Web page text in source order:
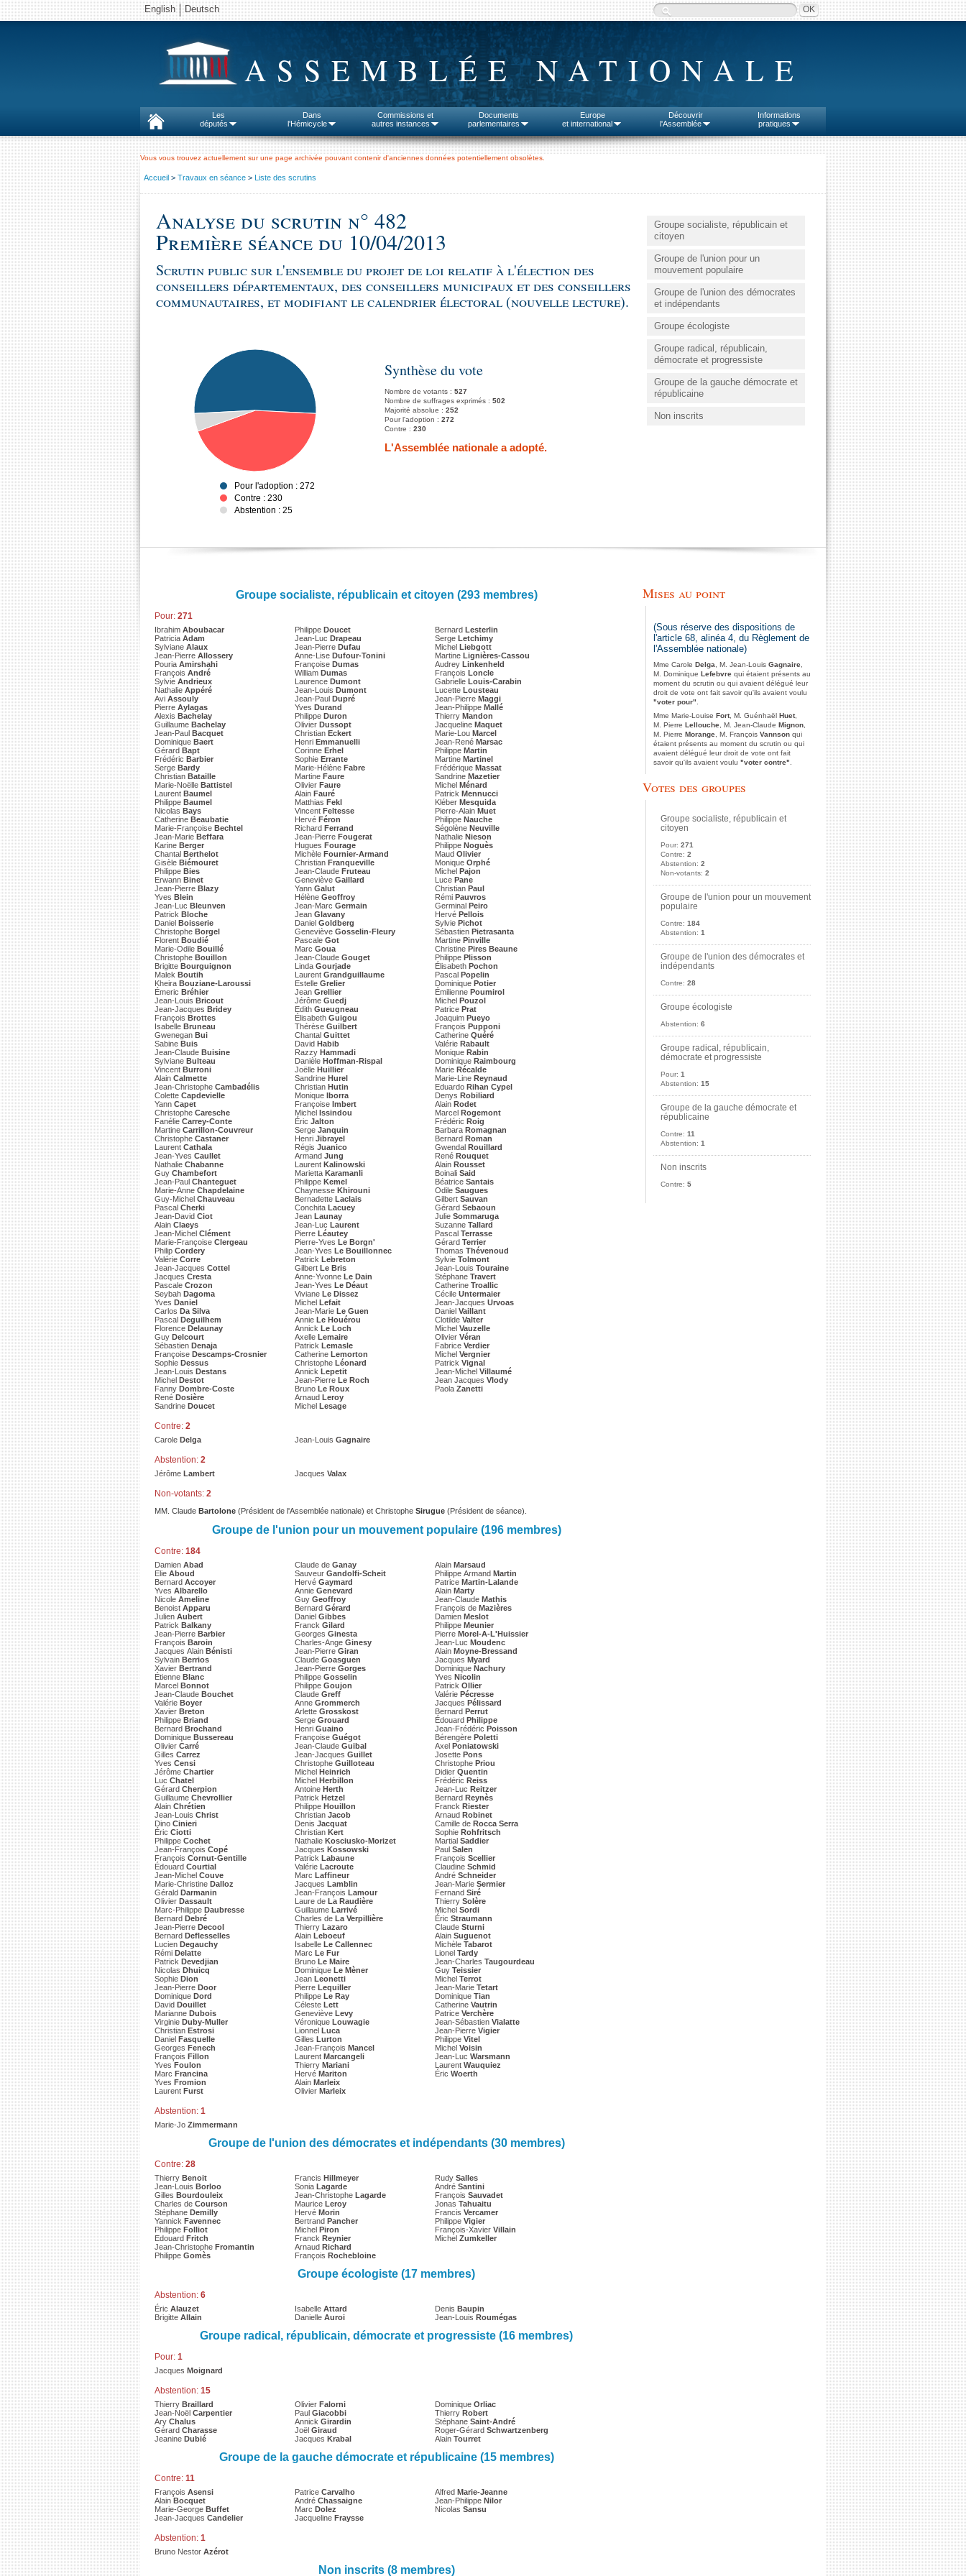
English Deutsch
ASSEMBLÉE NATIONALE
Les
députés
Dans
l'Hémicycle
Commissions et
autres instances
Documents
parlementaires
Europe
et international
Découvrir
l'Assemblée
Informations
pratiques
Vous vous trouvez actuellement sur une page archivée pouvant contenir d'anciennes données potentiellement obsolètes.
Accueil > Travaux en séance > Liste des scrutins
Analyse du scrutin n° 482
Première séance du 10/04/2013
Scrutin public sur l'ensemble du projet de loi relatif à l'élection des
conseillers départementaux, des conseillers municipaux et des conseillers
communautaires, et modifiant le calendrier électoral (nouvelle lecture).
Pour l'adoption : 272
Contre : 230
Abstention : 25
Synthèse du vote
Nombre de votants : 527
Nombre de suffrages exprimés : 502
Majorité absolue : 252
Pour l'adoption : 272
Contre : 230
L'Assemblée nationale a adopté.
Groupe socialiste, républicain et
citoyen
Groupe de l'union pour un
mouvement populaire
Groupe de l'union des démocrates
et indépendants
Groupe écologiste
Groupe radical, républicain,
démocrate et progressiste
Groupe de la gauche démocrate et
républicaine
Non inscrits
Groupe socialiste, républicain et citoyen (293 membres)
Pour: 271
Ibrahim Aboubacar
Patricia Adam
Sylviane Alaux
Jean-Pierre Allossery
Pouria Amirshahi
François André
Sylvie Andrieux
Nathalie Appéré
Avi Assouly
Pierre Aylagas
Alexis Bachelay
Guillaume Bachelay
Jean-Paul Bacquet
Dominique Baert
Gérard Bapt
Frédéric Barbier
Serge Bardy
Christian Bataille
Marie-Noëlle Battistel
Laurent Baumel
Philippe Baumel
Nicolas Bays
Catherine Beaubatie
Marie-Françoise Bechtel
Jean-Marie Beffara
Karine Berger
Chantal Berthelot
Gisèle Biémouret
Philippe Bies
Erwann Binet
Jean-Pierre Blazy
Yves Blein
Jean-Luc Bleunven
Patrick Bloche
Daniel Boisserie
Christophe Borgel
Florent Boudié
Marie-Odile Bouillé
Christophe Bouillon
Brigitte Bourguignon
Malek Boutih
Kheira Bouziane-Laroussi
Émeric Bréhier
Jean-Louis Bricout
Jean-Jacques Bridey
François Brottes
Isabelle Bruneau
Gwenegan Bui
Sabine Buis
Jean-Claude Buisine
Sylviane Bulteau
Vincent Burroni
Alain Calmette
Jean-Christophe Cambadélis
Colette Capdevielle
Yann Capet
Christophe Caresche
Fanélie Carrey-Conte
Martine Carrillon-Couvreur
Christophe Castaner
Laurent Cathala
Jean-Yves Caullet
Nathalie Chabanne
Guy Chambefort
Jean-Paul Chanteguet
Marie-Anne Chapdelaine
Guy-Michel Chauveau
Pascal Cherki
Jean-David Ciot
Alain Claeys
Jean-Michel Clément
Marie-Françoise Clergeau
Philip Cordery
Valérie Corre
Jean-Jacques Cottel
Jacques Cresta
Pascale Crozon
Seybah Dagoma
Yves Daniel
Carlos Da Silva
Pascal Deguilhem
Florence Delaunay
Guy Delcourt
Sébastien Denaja
Françoise Descamps-Crosnier
Sophie Dessus
Jean-Louis Destans
Michel Destot
Fanny Dombre-Coste
René Dosière
Sandrine Doucet
Philippe Doucet
Jean-Luc Drapeau
Jean-Pierre Dufau
Anne-Lise Dufour-Tonini
Françoise Dumas
William Dumas
Laurence Dumont
Jean-Louis Dumont
Jean-Paul Dupré
Yves Durand
Philippe Duron
Olivier Dussopt
Christian Eckert
Henri Emmanuelli
Corinne Erhel
Sophie Errante
Marie-Hélène Fabre
Martine Faure
Olivier Faure
Alain Fauré
Matthias Fekl
Vincent Feltesse
Hervé Féron
Richard Ferrand
Jean-Pierre Fougerat
Hugues Fourage
Michèle Fournier-Armand
Christian Franqueville
Jean-Claude Fruteau
Geneviève Gaillard
Yann Galut
Hélène Geoffroy
Jean-Marc Germain
Jean Glavany
Daniel Goldberg
Geneviève Gosselin-Fleury
Pascale Got
Marc Goua
Jean-Claude Gouget
Linda Gourjade
Laurent Grandguillaume
Estelle Grelier
Jean Grellier
Jérôme Guedj
Edith Gueugneau
Élisabeth Guigou
Thérèse Guilbert
Chantal Guittet
David Habib
Razzy Hammadi
Danièle Hoffman-Rispal
Joëlle Huillier
Sandrine Hurel
Christian Hutin
Monique Iborra
Françoise Imbert
Michel Issindou
Éric Jalton
Serge Janquin
Henri Jibrayel
Régis Juanico
Armand Jung
Laurent Kalinowski
Marietta Karamanli
Philippe Kemel
Chaynesse Khirouni
Bernadette Laclais
Conchita Lacuey
Jean Launay
Jean-Luc Laurent
Pierre Léautey
Pierre-Yves Le Borgn'
Jean-Yves Le Bouillonnec
Patrick Lebreton
Gilbert Le Bris
Anne-Yvonne Le Dain
Jean-Yves Le Déaut
Viviane Le Dissez
Michel Lefait
Jean-Marie Le Guen
Annie Le Houérou
Annick Le Loch
Axelle Lemaire
Patrick Lemasle
Catherine Lemorton
Christophe Léonard
Annick Lepetit
Jean-Pierre Le Roch
Bruno Le Roux
Arnaud Leroy
Michel Lesage
Bernard Lesterlin
Serge Letchimy
Michel Liebgott
Martine Lignières-Cassou
Audrey Linkenheld
François Loncle
Gabrielle Louis-Carabin
Lucette Lousteau
Jean-Pierre Maggi
Jean-Philippe Mallé
Thierry Mandon
Jacqueline Maquet
Marie-Lou Marcel
Jean-René Marsac
Philippe Martin
Martine Martinel
Frédérique Massat
Sandrine Mazetier
Michel Ménard
Patrick Mennucci
Kléber Mesquida
Pierre-Alain Muet
Philippe Nauche
Ségolène Neuville
Nathalie Nieson
Philippe Noguès
Maud Olivier
Monique Orphé
Michel Pajon
Luce Pane
Christian Paul
Rémi Pauvros
Germinal Peiro
Hervé Pellois
Sylvie Pichot
Sébastien Pietrasanta
Martine Pinville
Christine Pires Beaune
Philippe Plisson
Élisabeth Pochon
Pascal Popelin
Dominique Potier
Émilienne Poumirol
Michel Pouzol
Patrice Prat
Joaquim Pueyo
François Pupponi
Catherine Quéré
Valérie Rabault
Monique Rabin
Dominique Raimbourg
Marie Récalde
Marie-Line Reynaud
Eduardo Rihan Cypel
Denys Robiliard
Alain Rodet
Marcel Rogemont
Frédéric Roig
Barbara Romagnan
Bernard Roman
Gwendal Rouillard
René Rouquet
Alain Rousset
Boinali Said
Béatrice Santais
Odile Saugues
Gilbert Sauvan
Gérard Sebaoun
Julie Sommaruga
Suzanne Tallard
Pascal Terrasse
Gérard Terrier
Thomas Thévenoud
Sylvie Tolmont
Jean-Louis Touraine
Stéphane Travert
Catherine Troallic
Cécile Untermaier
Jean-Jacques Urvoas
Daniel Vaillant
Clotilde Valter
Michel Vauzelle
Olivier Véran
Fabrice Verdier
Michel Vergnier
Patrick Vignal
Jean-Michel Villaumé
Jean Jacques Vlody
Paola Zanetti
Contre: 2
Carole Delga Jean-Louis Gagnaire
Abstention: 2
Jérôme Lambert Jacques Valax
Non-votants: 2
MM. Claude Bartolone (Président de l'Assemblée nationale) et Christophe Sirugue (Président de séance).
Groupe de l'union pour un mouvement populaire (196 membres)
Contre: 184
Damien Abad
Elie Aboud
Bernard Accoyer
Yves Albarello
Nicole Ameline
Benoist Apparu
Julien Aubert
Patrick Balkany
Jean-Pierre Barbier
François Baroin
Jacques Alain Bénisti
Sylvain Berrios
Xavier Bertrand
Étienne Blanc
Marcel Bonnot
Jean-Claude Bouchet
Valérie Boyer
Xavier Breton
Philippe Briand
Bernard Brochand
Dominique Bussereau
Olivier Carré
Gilles Carrez
Yves Censi
Jérôme Chartier
Luc Chatel
Gérard Cherpion
Guillaume Chevrollier
Alain Chrétien
Jean-Louis Christ
Dino Cinieri
Éric Ciotti
Philippe Cochet
Jean-François Copé
François Cornut-Gentille
Édouard Courtial
Jean-Michel Couve
Marie-Christine Dalloz
Gérald Darmanin
Olivier Dassault
Marc-Philippe Daubresse
Bernard Debré
Jean-Pierre Decool
Bernard Deflesselles
Lucien Degauchy
Rémi Delatte
Patrick Devedjian
Nicolas Dhuicq
Sophie Dion
Jean-Pierre Door
Dominique Dord
David Douillet
Marianne Dubois
Virginie Duby-Muller
Christian Estrosi
Daniel Fasquelle
Georges Fenech
François Fillon
Yves Foulon
Marc Francina
Yves Fromion
Laurent Furst
Claude de Ganay
Sauveur Gandolfi-Scheit
Hervé Gaymard
Annie Genevard
Guy Geoffroy
Bernard Gérard
Daniel Gibbes
Franck Gilard
Georges Ginesta
Charles-Ange Ginesy
Jean-Pierre Giran
Claude Goasguen
Jean-Pierre Gorges
Philippe Gosselin
Philippe Goujon
Claude Greff
Anne Grommerch
Arlette Grosskost
Serge Grouard
Henri Guaino
Françoise Guégot
Jean-Claude Guibal
Jean-Jacques Guillet
Christophe Guilloteau
Michel Heinrich
Michel Herbillon
Antoine Herth
Patrick Hetzel
Philippe Houillon
Christian Jacob
Denis Jacquat
Christian Kert
Nathalie Kosciusko-Morizet
Jacques Kossowski
Patrick Labaune
Valérie Lacroute
Marc Laffineur
Jacques Lamblin
Jean-François Lamour
Laure de La Raudière
Guillaume Larrivé
Charles de La Verpillière
Thierry Lazaro
Alain Leboeuf
Isabelle Le Callennec
Marc Le Fur
Bruno Le Maire
Dominique Le Mèner
Jean Leonetti
Pierre Lequiller
Philippe Le Ray
Céleste Lett
Geneviève Levy
Véronique Louwagie
Lionnel Luca
Gilles Lurton
Jean-François Mancel
Laurent Marcangeli
Thierry Mariani
Hervé Mariton
Alain Marleix
Olivier Marleix
Alain Marsaud
Philippe Armand Martin
Patrice Martin-Lalande
Alain Marty
Jean-Claude Mathis
François de Mazières
Damien Meslot
Philippe Meunier
Pierre Morel-A-L'Huissier
Jean-Luc Moudenc
Alain Moyne-Bressand
Jacques Myard
Dominique Nachury
Yves Nicolin
Patrick Ollier
Valérie Pécresse
Jacques Pélissard
Bernard Perrut
Édouard Philippe
Jean-Frédéric Poisson
Bérengère Poletti
Axel Poniatowski
Josette Pons
Christophe Priou
Didier Quentin
Frédéric Reiss
Jean-Luc Reitzer
Bernard Reynès
Franck Riester
Arnaud Robinet
Camille de Rocca Serra
Sophie Rohfritsch
Martial Saddier
Paul Salen
François Scellier
Claudine Schmid
André Schneider
Jean-Marie Sermier
Fernand Siré
Thierry Solère
Michel Sordi
Éric Straumann
Claude Sturni
Alain Suguenot
Michèle Tabarot
Lionel Tardy
Jean-Charles Taugourdeau
Guy Teissier
Michel Terrot
Jean-Marie Tetart
Dominique Tian
Catherine Vautrin
Patrice Verchère
Jean-Sébastien Vialatte
Jean-Pierre Vigier
Philippe Vitel
Michel Voisin
Jean-Luc Warsmann
Laurent Wauquiez
Éric Woerth
Abstention: 1
Marie-Jo Zimmermann
Groupe de l'union des démocrates et indépendants (30 membres)
Contre: 28
Thierry Benoit
Jean-Louis Borloo
Gilles Bourdouleix
Charles de Courson
Stéphane Demilly
Yannick Favennec
Philippe Folliot
Edouard Fritch
Jean-Christophe Fromantin
Philippe Gomès
Francis Hillmeyer
Sonia Lagarde
Jean-Christophe Lagarde
Maurice Leroy
Hervé Morin
Bertrand Pancher
Michel Piron
Franck Reynier
Arnaud Richard
François Rochebloine
Rudy Salles
André Santini
François Sauvadet
Jonas Tahuaitu
Francis Vercamer
Philippe Vigier
François-Xavier Villain
Michel Zumkeller
Groupe écologiste (17 membres)
Abstention: 6
Éric Alauzet
Brigitte Allain
Isabelle Attard
Danielle Auroi
Denis Baupin
Jean-Louis Roumégas
Groupe radical, républicain, démocrate et progressiste (16 membres)
Pour: 1
Jacques Moignard
Abstention: 15
Thierry Braillard
Jean-Noël Carpentier
Ary Chalus
Gérard Charasse
Jeanine Dubié
Olivier Falorni
Paul Giacobbi
Annick Girardin
Joël Giraud
Jacques Krabal
Dominique Orliac
Thierry Robert
Stéphane Saint-André
Roger-Gérard Schwartzenberg
Alain Tourret
Groupe de la gauche démocrate et républicaine (15 membres)
Contre: 11
François Asensi
Alain Bocquet
Marie-George Buffet
Jean-Jacques Candelier
Patrice Carvalho
André Chassaigne
Marc Dolez
Jacqueline Fraysse
Alfred Marie-Jeanne
Jean-Philippe Nilor
Nicolas Sansu
Abstention: 1
Bruno Nestor Azérot
Non inscrits (8 membres)
Mises au point
(Sous réserve des dispositions de
l'article 68, alinéa 4, du Règlement de
l'Assemblée nationale)
Mme Carole Delga , M. Jean-Louis Gagnaire
M. Dominique Lefebvre qui étaient présents au
moment du scrutin ou qui avaient délégué leur
droit de vote ont fait savoir qu'ils avaient voulu
"voter pour"
Mme Marie-Louise Fort, M. Guénhaël Huet,
M. Pierre Lellouche , M. Jean-Claude Mignon
M. Pierre Morange , M. François Vannson qui
étaient présents au moment du scrutin ou qui
avaient délégué leur droit de vote ont fait
savoir qu'ils avaient voulu "voter contre"
Votes des groupes
Groupe socialiste, républicain et
citoyen
Pour: 271
Contre: 2
Abstention: 2
Non-votants: 2
Groupe de l'union pour un mouvement
populaire
Contre: 184
Abstention: 1
Groupe de l'union des démocrates et
indépendants
Contre: 28
Groupe écologiste
Abstention: 6
Groupe radical, républicain,
démocrate et progressiste
Pour: 1
Abstention: 15
Groupe de la gauche démocrate et
républicaine
Contre: 11
Abstention: 1
Non inscrits
Contre: 5